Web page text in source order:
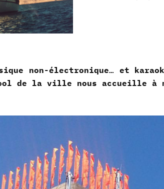
non-électronique… et
de la ville nous accueille à